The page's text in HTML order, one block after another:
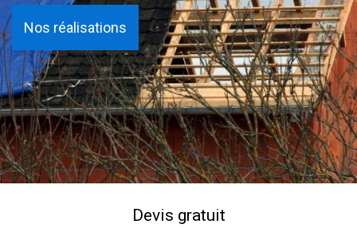
Nos réalisations
Devis gratuit